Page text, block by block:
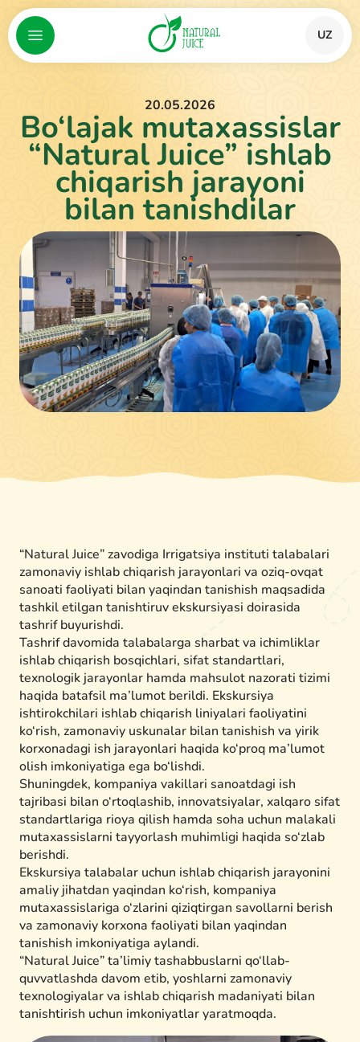
UZ
20.05.2026
Bo‘lajak mutaxassislar
“Natural Juice” ishlab
chiqarish jarayoni
bilan tanishdilar
“Natural Juice” zavodiga Irrigatsiya instituti talabalari
zamonaviy ishlab chiqarish jarayonlari va oziq-ovqat
sanoati faoliyati bilan yaqindan tanishish maqsadida
tashkil etilgan tanishtiruv ekskursiyasi doirasida
tashrif buyurishdi.
Tashrif davomida talabalarga sharbat va ichimliklar
ishlab chiqarish bosqichlari, sifat standartlari,
texnologik jarayonlar hamda mahsulot nazorati tizimi
haqida batafsil ma’lumot berildi. Ekskursiya
ishtirokchilari ishlab chiqarish liniyalari faoliyatini
ko‘rish, zamonaviy uskunalar bilan tanishish va yirik
korxonadagi ish jarayonlari haqida ko‘proq ma’lumot
olish imkoniyatiga ega bo‘lishdi.
Shuningdek, kompaniya vakillari sanoatdagi ish
tajribasi bilan o‘rtoqlashib, innovatsiyalar, xalqaro sifat
standartlariga rioya qilish hamda soha uchun malakali
mutaxassislarni tayyorlash muhimligi haqida so‘zlab
berishdi.
Ekskursiya talabalar uchun ishlab chiqarish jarayonini
amaliy jihatdan yaqindan ko‘rish, kompaniya
mutaxassislariga o‘zlarini qiziqtirgan savollarni berish
va zamonaviy korxona faoliyati bilan yaqindan
tanishish imkoniyatiga aylandi.
“Natural Juice” ta’limiy tashabbuslarni qo‘llab-
quvvatlashda davom etib, yoshlarni zamonaviy
texnologiyalar va ishlab chiqarish madaniyati bilan
tanishtirish uchun imkoniyatlar yaratmoqda.